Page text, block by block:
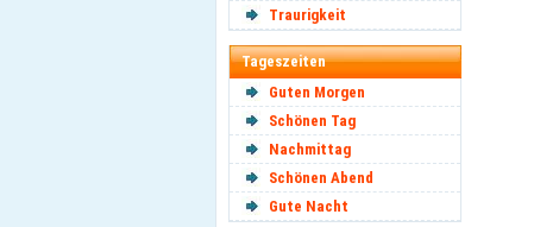
Traurigkeit
Tageszeiten
Guten Morgen
Schönen Tag
Nachmittag
Schönen Abend
Gute Nacht